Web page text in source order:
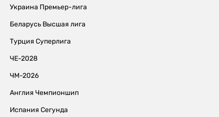
Украина Премьер-лига
Беларусь Высшая лига
Турция Суперлига
ЧЕ-2028
ЧМ-2026
Англия Чемпионшип
Испания Сегунда